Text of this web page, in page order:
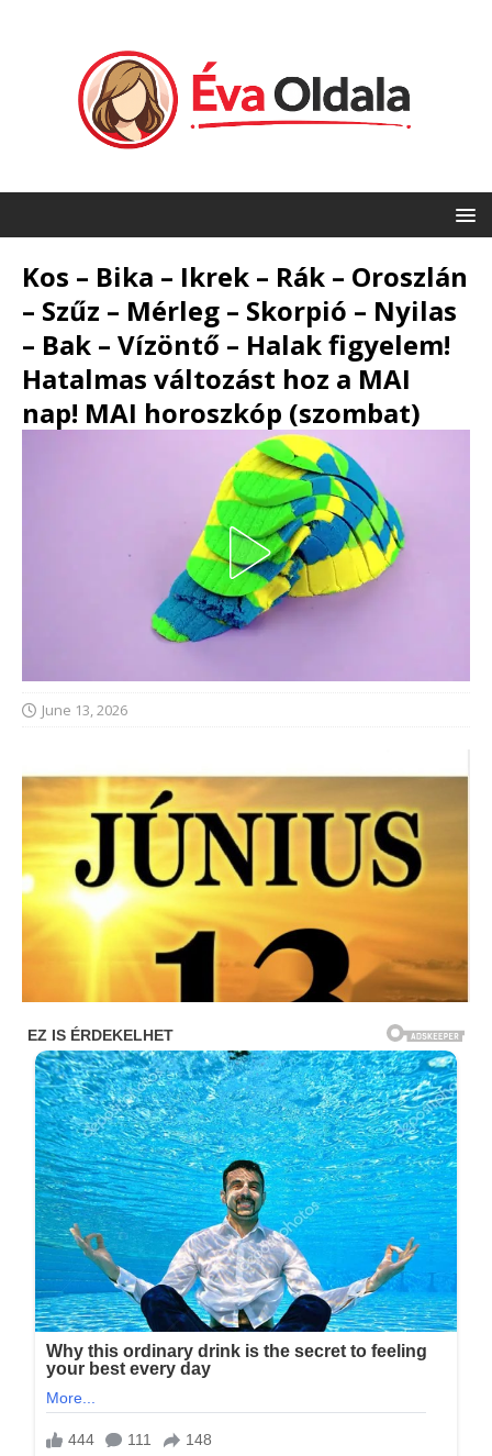
Kos – Bika – Ikrek – Rák – Oroszlán
– Szűz – Mérleg – Skorpió – Nyilas
– Bak – Vízöntő – Halak figyelem!
Hatalmas változást hoz a MAI
nap! MAI horoszkóp (szombat)
June 13, 2026